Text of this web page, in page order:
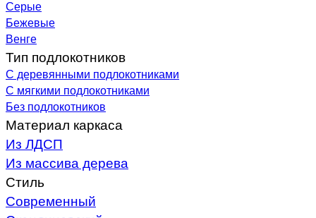
Серые
Бежевые
Венге
Тип подлокотников
С деревянными подлокотниками
С мягкими подлокотниками
Без подлокотников
Материал каркаса
Из ЛДСП
Из массива дерева
Стиль
Современный